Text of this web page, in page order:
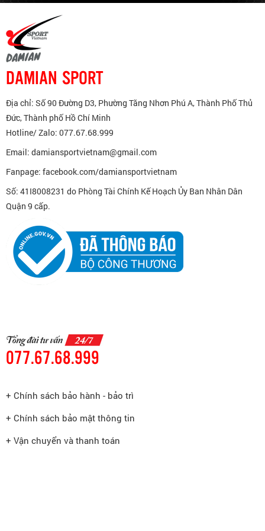
viên thể hình có kinh nghiệm lâu
năm và chia sẻ sau đây nhé !
DAMIAN SPORT
Địa chỉ: Số 90 Đường D3, Phường Tăng Nhơn Phú A, Thành Phố Thủ
Đức, Thành phố Hồ Chí Minh
Hotline/ Zalo: 077.67.68.999
Email: damiansportvietnam@gmail.com
Fanpage: facebook.com/damiansportvietnam
Số: 41I8008231 do Phòng Tài Chính Kế Hoạch Ủy Ban Nhân Dân
Quận 9 cấp.
077.67.68.999
+ Chính sách bảo hành - bảo trì
+ Chính sách bảo mật thông tin
+ Vận chuyển và thanh toán